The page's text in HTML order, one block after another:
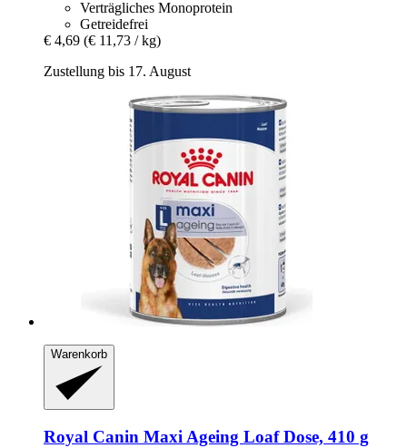
Verträgliches Monoprotein
Getreidefrei
€ 4,69 (€ 11,73 / kg)
Zustellung bis 17. August
Warenkorb
Royal Canin Maxi Ageing Loaf Dose, 410 g